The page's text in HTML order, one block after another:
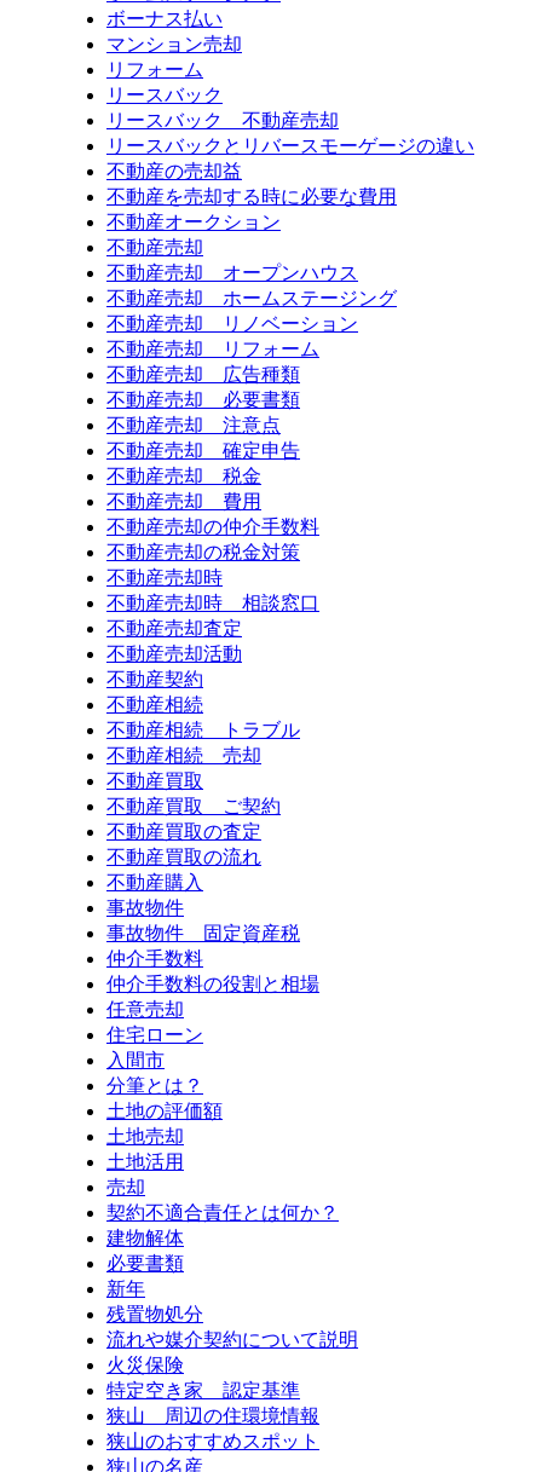
ボーナス払い
マンション売却
リフォーム
リースバック
リースバック 不動産売却
リースバックとリバースモーゲージの違い
不動産の売却益
不動産を売却する時に必要な費用
不動産オークション
不動産売却
不動産売却 オープンハウス
不動産売却 ホームステージング
不動産売却 リノベーション
不動産売却 リフォーム
不動産売却 広告種類
不動産売却 必要書類
不動産売却 注意点
不動産売却 確定申告
不動産売却 税金
不動産売却 費用
不動産売却の仲介手数料
不動産売却の税金対策
不動産売却時
不動産売却時 相談窓口
不動産売却査定
不動産売却活動
不動産契約
不動産相続
不動産相続 トラブル
不動産相続 売却
不動産買取
不動産買取 ご契約
不動産買取の査定
不動産買取の流れ
不動産購入
事故物件
事故物件 固定資産税
仲介手数料
仲介手数料の役割と相場
任意売却
住宅ローン
入間市
分筆とは？
土地の評価額
土地売却
土地活用
売却
契約不適合責任とは何か？
建物解体
必要書類
新年
残置物処分
流れや媒介契約について説明
火災保険
特定空き家 認定基準
狭山 周辺の住環境情報
狭山のおすすめスポット
狭山の名産